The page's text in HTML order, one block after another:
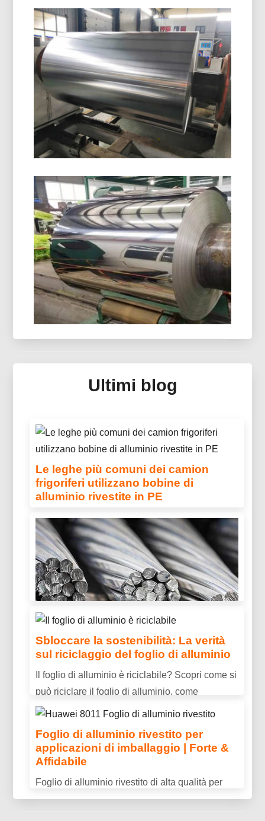
Foglio Di Alluminio Per
Imballaggio In Blister
Farmaceutico
Scopri il foglio di alluminio per l'imballaggio in
blister farmaceutico con un'umidità superiore,
ossigeno, e protezione dalla luce. Ideale per la
sicurezza, stabile, e confezionamento dei farmaci
conforme.
8021 Foglio Di Alluminio Con
Formatura A Freddo
8021 il foglio di alluminio formato a freddo è
progettato per imballaggi in blister esigenti,
offrendo un'eccezionale resistenza all'umidità,
Ottima formabilità, e una protezione affidabile
della durata di conservazione.
Collettore Solare Termico
rivestimenti protettivi multistrato per collettori di
nuova generazione.
Ultimi blog
Le leghe più comuni dei camion
frigoriferi utilizzano bobine di
alluminio rivestite in PE
Scopri le leghe comuni dei camion frigoriferi
utilizzati con bobine di alluminio rivestite in PE,
tra cui 3003, 3004, E 3105. Progettato per
un'eccellente resistenza alla corrosione,
Formabilità, e prestazioni all'aperto di lunga
durata.
Usi & Vantaggi spiegati
elettrica dell'alluminio, vantaggi chiave, e
perché è ampiamente utilizzato nella
trasmissione di potenza e nelle applicazioni
industriali.
Sbloccare la sostenibilità: La verità
sul riciclaggio del foglio di alluminio
Il foglio di alluminio è riciclabile? Scopri come si
può riciclare il foglio di alluminio, come
prepararlo correttamente, e perché il riciclaggio
Foglio di alluminio rivestito per
applicazioni di imballaggio | Forte &
Affidabile
Foglio di alluminio rivestito di alta qualità per
applicazioni di imballaggio, offrendo